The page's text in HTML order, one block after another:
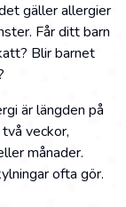
gäller allergier
Får ditt barn
Blir barnet
är längden på
veckor,
månader.
ofta gör.